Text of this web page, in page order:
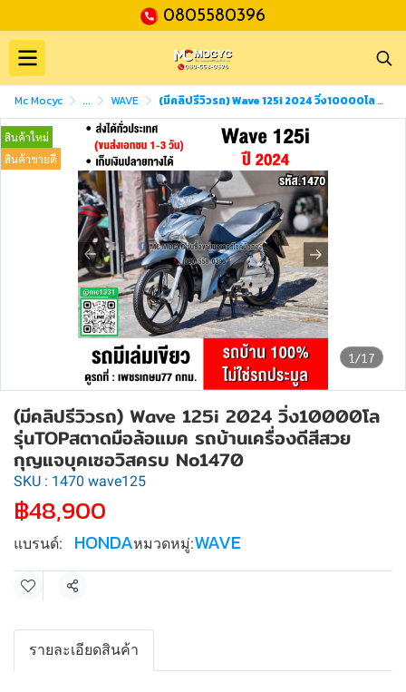
0805580396
Mc Mocyc ... WAVE (มีคลิปรีวิวรถ) Wave 125i 2024 วิ่ง10000โล รุ่นTOPสตาดมือล้อแมค รถบ้านเครื่องดีสีสวย กุญแจบุคเซอวิสครบ No1470
1/17
สินค้าใหม่
สินค้าขายดี
(มีคลิปรีวิวรถ) Wave 125i 2024 วิ่ง10000โล
รุ่นTOPสตาดมือล้อแมค รถบ้านเครื่องดีสีสวย
กุญแจบุคเซอวิสครบ No1470
SKU : 1470 wave125
฿48,900
แบรนด์: HONDAหมวดหมู่:WAVE
แชร์
รายละเอียดสินค้า